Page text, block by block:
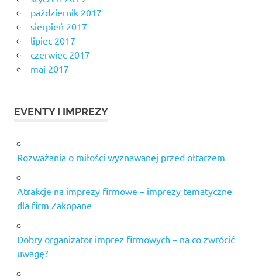
październik 2017
sierpień 2017
lipiec 2017
czerwiec 2017
maj 2017
EVENTY I IMPREZY
Rozważania o miłości wyznawanej przed ołtarzem
Atrakcje na imprezy firmowe – imprezy tematyczne
dla firm Zakopane
Dobry organizator imprez firmowych – na co zwrócić
uwagę?